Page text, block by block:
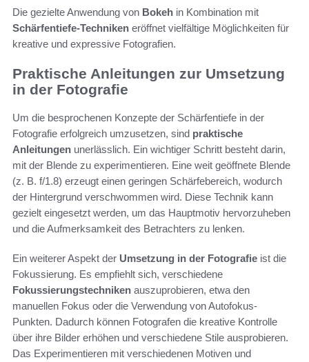
Die gezielte Anwendung von Bokeh in Kombination mit
Schärfentiefe-Techniken eröffnet vielfältige Möglichkeiten für
kreative und expressive Fotografien.
Praktische Anleitungen zur Umsetzung
in der Fotografie
Um die besprochenen Konzepte der Schärfentiefe in der
Fotografie erfolgreich umzusetzen, sind praktische
Anleitungen unerlässlich. Ein wichtiger Schritt besteht darin,
mit der Blende zu experimentieren. Eine weit geöffnete Blende
(z. B. f/1.8) erzeugt einen geringen Schärfebereich, wodurch
der Hintergrund verschwommen wird. Diese Technik kann
gezielt eingesetzt werden, um das Hauptmotiv hervorzuheben
und die Aufmerksamkeit des Betrachters zu lenken.
Ein weiterer Aspekt der Umsetzung in der Fotografie ist die
Fokussierung. Es empfiehlt sich, verschiedene
Fokussierungstechniken auszuprobieren, etwa den
manuellen Fokus oder die Verwendung von Autofokus-
Punkten. Dadurch können Fotografen die kreative Kontrolle
über ihre Bilder erhöhen und verschiedene Stile ausprobieren.
Das Experimentieren mit verschiedenen Motiven und